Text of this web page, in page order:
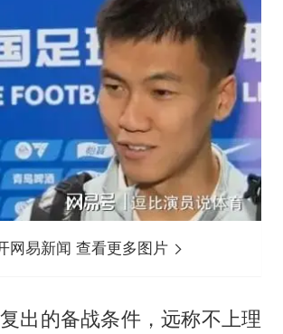
网易新闻 查看更多图片
出的备战条件，远称不上理